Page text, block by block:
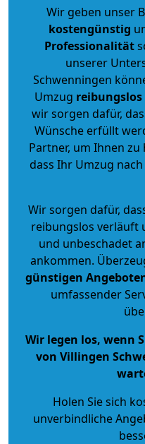
Wir geben unser
kostengünstig
Professionalität
unserer
Schwenningen
Umzug
wir sorgen dafür,
Wünsche erfüllt
Partner, um Ihnen
dass Ihr Umzug
Wir sorgen dafür,
reibungslos verläuft
und unbeschadet
ankommen.
günstigen
umfassender
Wir legen los, wenn
von Villingen
Holen Sie sich
unverbindliche